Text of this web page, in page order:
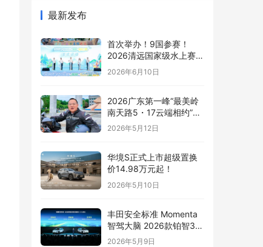
最新发布
首次举办！9国参赛！
2026清远国家级水上赛事
燃炸夏日！
2026年6月10日
2026广东第一峰“最美岭
南天路5・17云端相约”摩
托车嘉年华即将启幕 最美
岭南天路沿途盛景抢先看
2026年5月12日
华境S正式上市超级置换
价14.98万元起！
2026年5月10日
丰田安全标准 Momenta
智驾大脑 2026款铂智3X
辅助驾驶全面升级
2026年5月9日